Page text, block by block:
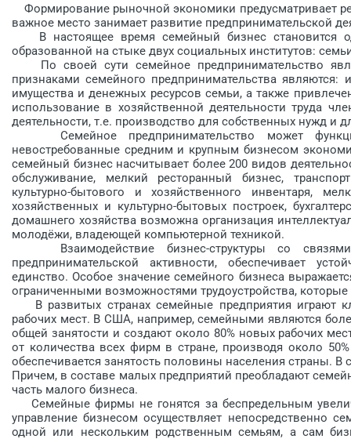
Формирование рыночной экономики предусматривает
важное место занимает развитие предпринимательской
В настоящее время семейный бизнес становится
образованной на стыке двух социальных институтов:
По своей сути семейное предпринимательство
признаками семейного предпринимательства являются:
имущества и денежных ресурсов семьи, а также
использование в хозяйственной деятельности труда
деятельности, т.е. производство для собственных нужд и
Семейное предпринимательство может
невостребованные средним и крупным бизнесом
семейный бизнес насчитывает более 200 видов
обслуживание, мелкий ресторанный бизнес,
культурно-бытового и хозяйственного инвентаря,
хозяйственных и культурно-бытовых построек,
домашнего хозяйства возможна организация
молодёжи, владеющей компью­терной техникой.
Взаимодействие бизнес-структуры со
предпринимательской активности, обеспечивает
единство. Особое значение семейного бизнеса
ограниченными возможностями трудоустройства, которые
В развитых странах семейные предприятия играют
рабочих мест. В США, например, семейными являются
общей занятости и создают около 80% новых рабочих
от количества всех фирм в стране, производя около
обеспечивается занятость половины населения страны.
Причем, в составе малых предприятий преобладают
часть малого бизнеса.
Семейные фирмы не гонятся за беспредельным
управление бизнесом осуществляет непосредственно
одной или нескольким родственным семьям, а сам